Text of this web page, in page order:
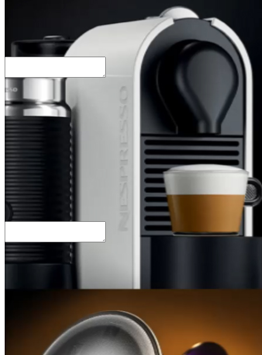
Embed
Copy and paste this HTML code into your webpage to embed.
Link
Embed
Copy and paste this HTML code into your webpage to embed.